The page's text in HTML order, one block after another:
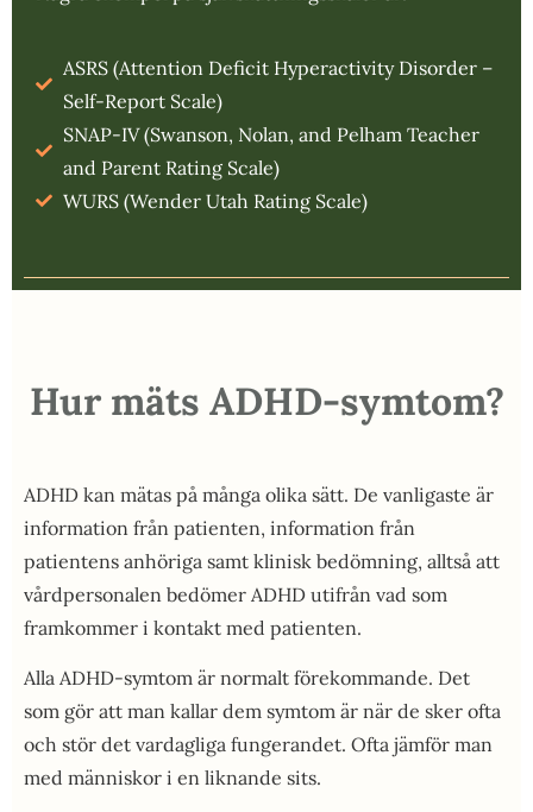
ASRS (Attention Deficit Hyperactivity Disorder –
Self-Report Scale)
SNAP-IV (Swanson, Nolan, and Pelham Teacher
and Parent Rating Scale)
WURS (Wender Utah Rating Scale)
Hur mäts ADHD-symtom?
ADHD kan mätas på många olika sätt. De vanligaste är
information från patienten, information från
patientens anhöriga samt klinisk bedömning, alltså att
vårdpersonalen bedömer ADHD utifrån vad som
framkommer i kontakt med patienten.
Alla ADHD-symtom är normalt förekommande. Det
som gör att man kallar dem symtom är när de sker ofta
och stör det vardagliga fungerandet. Ofta jämför man
med människor i en liknande sits.